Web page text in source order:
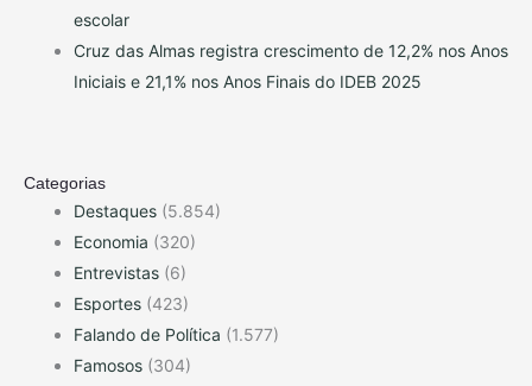
escolar
Cruz das Almas registra crescimento de 12,2% nos Anos
Iniciais e 21,1% nos Anos Finais do IDEB 2025
Categorias
Destaques (5.854)
Economia (320)
Entrevistas (6)
Esportes (423)
Falando de Política (1.577)
Famosos (304)